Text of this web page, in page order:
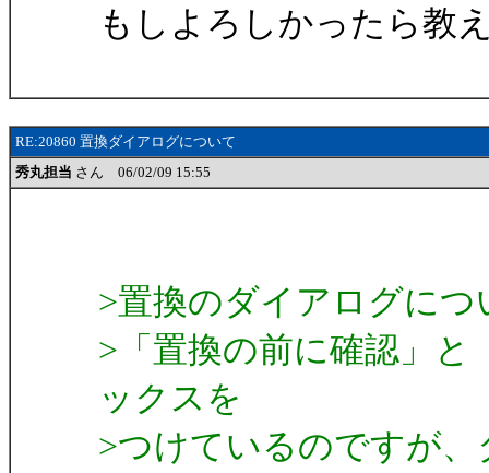
もしよろしかったら教
RE:20860 置換ダイアログについて
秀丸担当 さん 06/02/09 15:55
>置換のダイアログに
>「置換の前に確認」と
ックスを
>つけているのですが